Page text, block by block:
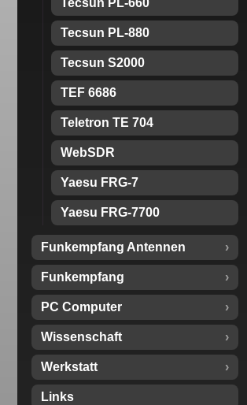
Tecsun PL-660
Tecsun PL-880
Tecsun S2000
TEF 6686
Teletron TE 704
WebSDR
Yaesu FRG-7
Yaesu FRG-7700
Funkempfang Antennen
Funkempfang
PC Computer
Wissenschaft
Werkstatt
Links